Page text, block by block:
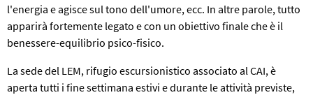
l'energia e agisce sul tono dell'umore, ecc. In altre parole, tutto
apparirà fortemente legato e con un obiettivo finale che è il
benessere-equilibrio psico-fisico.
La sede del LEM, rifugio escursionistico associato al CAI, è
aperta tutti i fine settimana estivi e durante le attività previste,